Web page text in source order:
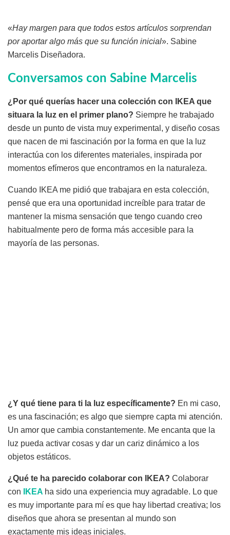
«Hay margen para que todos estos artículos sorprendan
por aportar algo más que su función inicial». Sabine
Marcelis Diseñadora.
Conversamos con Sabine Marcelis
¿Por qué querías hacer una colección con IKEA que
situara la luz en el primer plano? Siempre he trabajado
desde un punto de vista muy experimental, y diseño cosas
que nacen de mi fascinación por la forma en que la luz
interactúa con los diferentes materiales, inspirada por
momentos efímeros que encontramos en la naturaleza.
Cuando IKEA me pidió que trabajara en esta colección,
pensé que era una oportunidad increíble para tratar de
mantener la misma sensación que tengo cuando creo
habitualmente pero de forma más accesible para la
mayoría de las personas.
¿Y qué tiene para ti la luz específicamente? En mi caso,
es una fascinación; es algo que siempre capta mi atención.
Un amor que cambia constantemente. Me encanta que la
luz pueda activar cosas y dar un cariz dinámico a los
objetos estáticos.
¿Qué te ha parecido colaborar con IKEA? Colaborar
con
IKEA ha sido una experiencia muy agradable. Lo que
es muy importante para mí es que hay libertad creativa; los
diseños que ahora se presentan al mundo son
exactamente mis ideas iniciales.